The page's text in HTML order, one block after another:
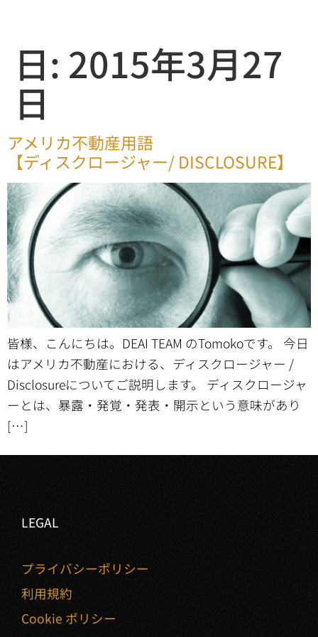
日: 2015年3月27
日
アメリカ不動産用語
【ディスクロージャー/ DISCLOSURE】
皆様、こんにちは。DEAI TEAM のTomokoです。 今日
はアメリカ不動産における、ディスクロージャー /
Disclosureについてご説明します。 ディスクロージャ
ーとは、暴露・発覚・発表・開示という意味があり
[…]
LEGAL
プライバシーポリシー
利用規約
Cookie ポリシー